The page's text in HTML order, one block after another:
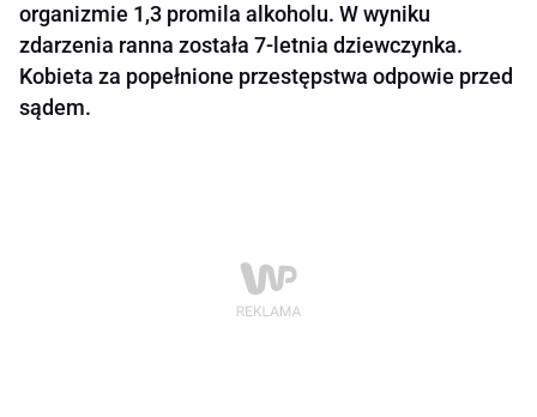
organizmie 1,3 promila alkoholu. W wyniku
zdarzenia ranna została 7-letnia dziewczynka.
Kobieta za popełnione przestępstwa odpowie przed
sądem.